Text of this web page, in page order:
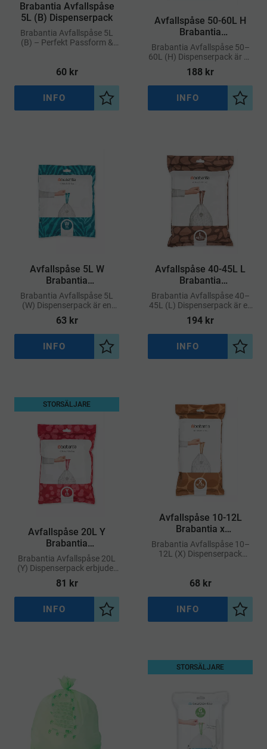
​Brabantia Avfallspåse
5L (B) Dispenserpack
Brabantia Avfallspåse 5L
(B) – Perfekt Passform &
60kr
Lägg till i önskelista
INFO
Avfallspåse 50-60L H
Brabantia
Dispenserpack
Brabantia Avfallspåse 50–
60L (H) Dispenserpack är en
praktisk storförpackning
med specialanpassade
soppåsar för Brabantias
stora avfallshinkar märkta
188 kr
Lägg
INFO
​Avfallspåse 5L W
Brabantia
Dispenserpack
Brabantia Avfallspåse 5L
(W) Dispenserpack är en
praktisk lösning för dig som
vill ha snabb och smidig
åtkomst till soppåsar med
perfekt passform
63kr
Lägg till i önskelista
INFO
Avfallspåse 40-45L L
Brabantia
Dispenserpack
Brabantia Avfallspåse 40–
45L (L) Dispenserpack är en
storförpackning med
specialanpassade soppåsar
för Brabantias avfallshinkar
märkta med kod L
194 kr
Lägg
INFO
​Avfallspåse 20L Y
Brabantia
Dispenserpack
Brabantia Avfallspåse 20L
(Y) Dispenserpack erbjuder
en bekväm lösning för
snabb och smidig åtkomst
till påsar som passar perfekt
i Brabantia-hinkar
81 kr
STORSÄLJARE
Lägg till i önskelista
INFO
​Avfallspåse 10-12L
Brabantia x
Dispenserpack
Brabantia Avfallspåse 10–
12L (X) Dispenserpack
avfallspåsar med perfekt
68kr
Lägg
INFO
STORSÄLJARE